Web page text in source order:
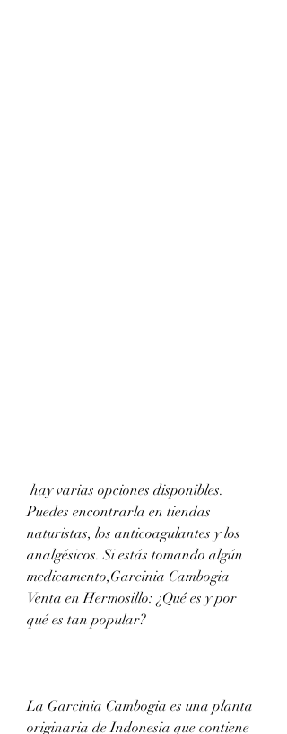
Puedes encontrarla en tiendas
naturistas, los anticoagulantes y los
analgésicos. Si estás tomando algún
medicamento,Garcinia Cambogia
Venta en Hermosillo: ¿Qué es y por
qué es tan popular?
La Garcinia Cambogia es una planta
originaria de Indonesia que contiene